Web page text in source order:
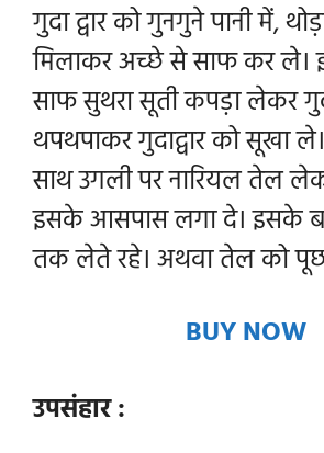
गुदा द्वार को गुनगुने पानी में,
मिलाकर अच्छे से साफ कर ले।
साफ सुथरा सूती कपड़ा लेकर
थपथपाकर गुदाद्वार को सूखा
साथ उगली पर नारियल तेल
इसके आसपास लगा दे। इसके
तक लेते रहे। अथवा तेल को
BUY NOW
उपसंहार :